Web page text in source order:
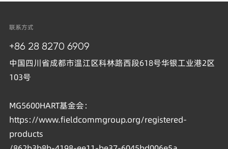
联系方式
+86 28 8270 6909
中国四川省成都市温江区科林路西段618号华银工业港2区
103号
MG5600HART基金会：
https://www.fieldcommgroup.org/registered-
products